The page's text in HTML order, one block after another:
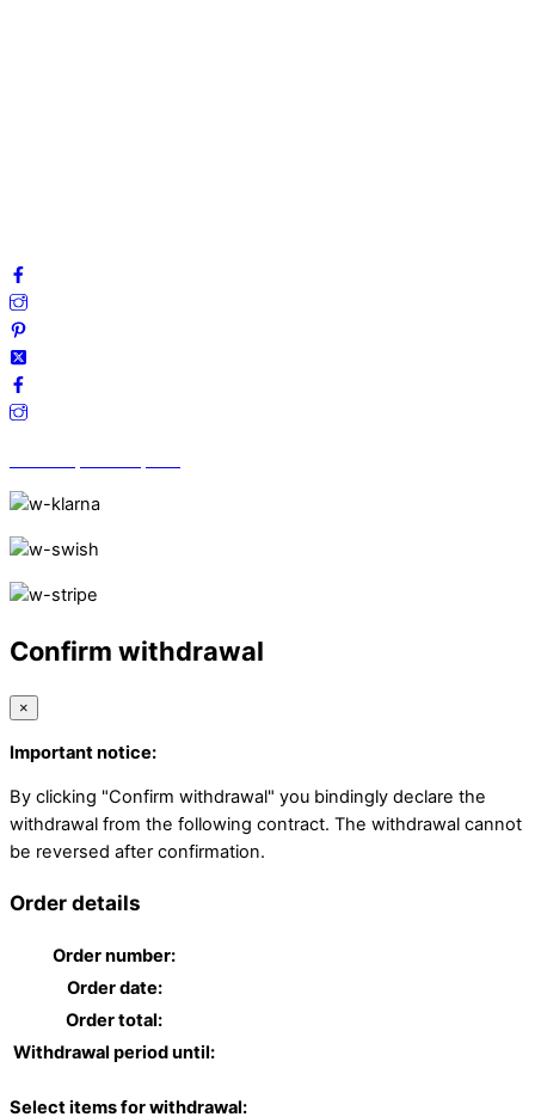
Confirm withdrawal
×
Important notice:
By clicking "Confirm withdrawal" you bindingly declare the
withdrawal from the following contract. The withdrawal cannot
be reversed after confirmation.
Order details
Order number:
Order date:
Order total:
Withdrawal period until:
Select items for withdrawal: